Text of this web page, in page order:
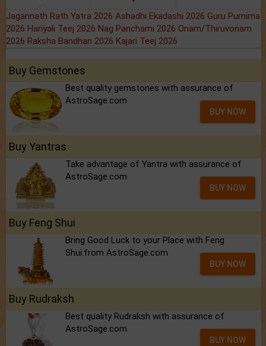
Jagannath Rath Yatra 2026 Ashadhi Ekadashi 2026 Guru Purnima
2026 Hariyali Teej 2026 Nag Panchami 2026 Onam/Thiruvonam
2026 Raksha Bandhan 2026 Kajari Teej 2026
Buy Gemstones
Best quality gemstones with assurance of
AstroSage.com
BUY NOW
Buy Yantras
Take advantage of Yantra with assurance of
AstroSage.com
BUY NOW
Buy Feng Shui
Bring Good Luck to your Place with Feng
Shui.from AstroSage.com
BUY NOW
Buy Rudraksh
Best quality Rudraksh with assurance of
AstroSage.com
BUY NOW